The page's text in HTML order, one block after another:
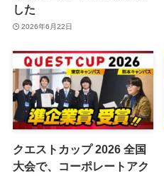
した
2026年6月22日
クエストカップ 2026 全国
大会で、コーポレートアク